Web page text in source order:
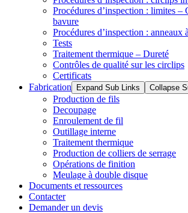
Procédures d’inspection : limites –
bavure
Procédures d’inspection : anneaux
Tests
Traitement thermique – Dureté
Contrôles de qualité sur les circlips
Certificats
Fabrication
Expand Sub Links Collapse
Production de fils
Decoupage
Enroulement de fil
Outillage interne
Traitement thermique
Production de colliers de serrage
Opérations de finition
Meulage à double disque
Documents et ressources
Contacter
Demander un devis